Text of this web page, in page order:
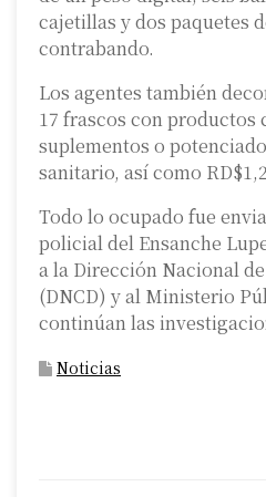
cajetillas y dos paquetes
contrabando.
Los agentes también
17 frascos con
suplementos o
sanitario, así como
Todo lo ocupado fue
policial del Ensanche
a la Dirección Nacional
(DNCD) y al Ministerio
continúan las
Noticias